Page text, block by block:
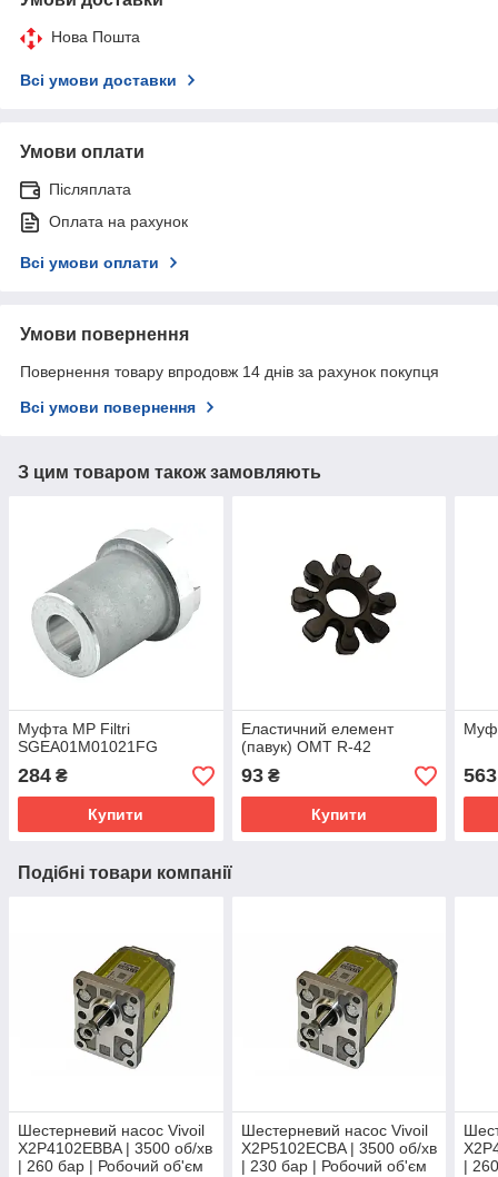
Нова Пошта
Всі умови доставки
Умови оплати
Післяплата
Оплата на рахунок
Всі умови оплати
Умови повернення
Повернення товару впродовж 14 днів за рахунок покупця
Всі умови повернення
З цим товаром також замовляють
Муфта MP Filtri
SGEA01M01021FG
284 ₴
Купити
Еластичний елемент
(павук) OMT R-42
93₴
Купити
563
Подібні товари компанії
Шестерневий насос Vivoil
X2P4102EBBA | 3500 об/хв
| 260 бар | Робочий об'єм
Шестерневий насос Vivoil
X2P5102ECBA | 3500 об/хв
| 230 бар | Робочий об'єм
|